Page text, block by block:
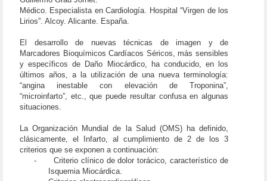
Médico. Especialista en Cardiología. Hospital “Virgen de los
Lirios”. Alcoy. Alicante. España.
El desarrollo de nuevas técnicas de imagen y de
Marcadores Bioquímicos Cardíacos Séricos, más sensibles
y específicos de Daño Miocárdico, ha conducido, en los
últimos años, a la utilización de una nueva terminología:
“angina inestable con elevación de Troponina”,
“microinfarto”, etc., que puede resultar confusa en algunas
situaciones.
La Organización Mundial de la Salud (OMS) ha definido,
clásicamente, el Infarto, al cumplimiento de 2 de los 3
criterios que se exponen a continuación:
-
Criterio clínico de dolor torácico, característico de
Isquemia Miocárdica.